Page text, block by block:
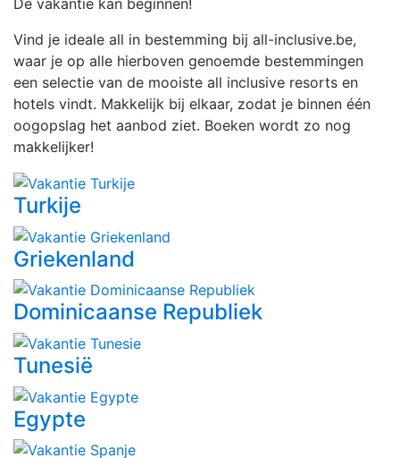
Vind je ideale all in bestemming bij all-inclusive.be,
waar je op alle hierboven genoemde bestemmingen
een selectie van de mooiste all inclusive resorts en
hotels vindt. Makkelijk bij elkaar, zodat je binnen één
oogopslag het aanbod ziet. Boeken wordt zo nog
makkelijker!
Turkije
Griekenland
Dominicaanse Republiek
Tunesië
Egypte